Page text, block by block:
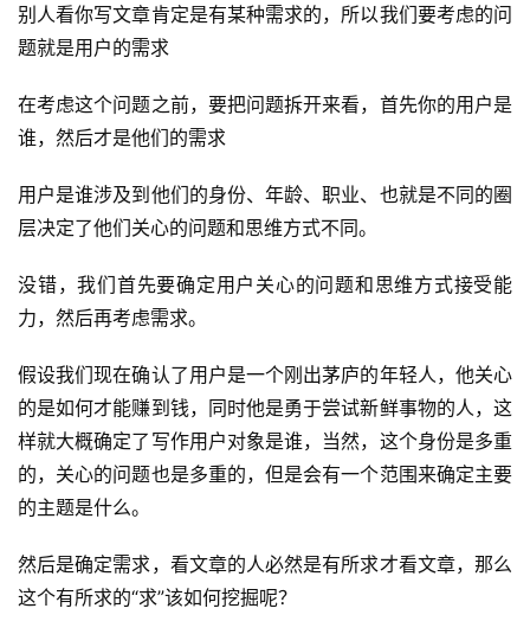
别人看你写文章肯定是有某种需求的，所以我们要考虑的问
题就是用户的需求
在考虑这个问题之前，要把问题拆开来看，首先你的用户是
谁，然后才是他们的需求
用户是谁涉及到他们的身份、年龄、职业、也就是不同的圈
层决定了他们关心的问题和思维方式不同。
没错，我们首先要确定用户关心的问题和思维方式接受能
力，然后再考虑需求。
假设我们现在确认了用户是一个刚出茅庐的年轻人，他关心
的是如何才能赚到钱，同时他是勇于尝试新鲜事物的人，这
样就大概确定了写作用户对象是谁，当然，这个身份是多重
的，关心的问题也是多重的，但是会有一个范围来确定主要
的主题是什么。
然后是确定需求，看文章的人必然是有所求才看文章，那么
这个有所求的“求”该如何挖掘呢？